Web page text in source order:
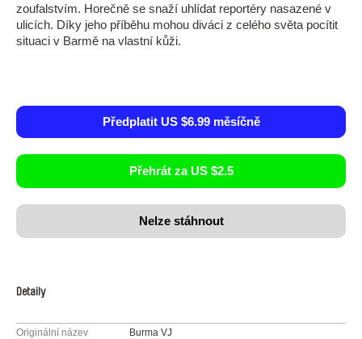
zoufalstvím. Horečně se snaží uhlídat reportéry nasazené v
ulicích. Díky jeho příběhu mohou diváci z celého světa pocítit
situaci v Barmě na vlastní kůži.
Předplatit US $6.99 měsíčně
Přehrát za US $2.5
Nelze stáhnout
Detaily
Originální název
Burma VJ